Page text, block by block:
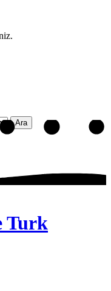
Turk